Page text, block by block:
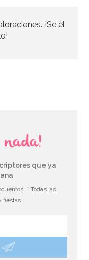
¡Se el
nada!
que ya
* Todas las
fiestas